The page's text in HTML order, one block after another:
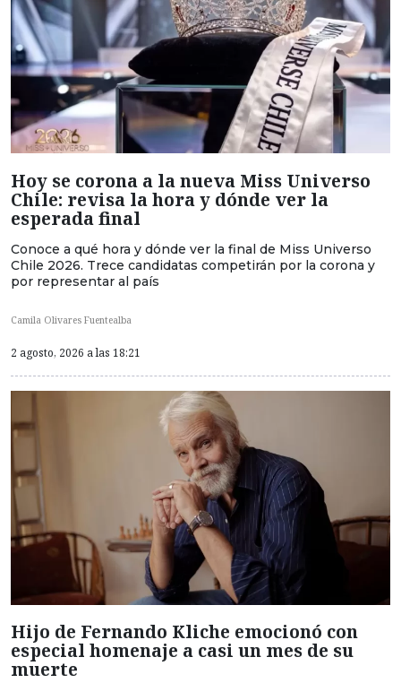
Hoy se corona a la nueva Miss Universo
Chile: revisa la hora y dónde ver la
esperada final
Conoce a qué hora y dónde ver la final de Miss Universo
Chile 2026. Trece candidatas competirán por la corona y
por representar al país
Camila Olivares Fuentealba
2 agosto, 2026 a las 18:21
Hijo de Fernando Kliche emocionó con
especial homenaje a casi un mes de su
muerte